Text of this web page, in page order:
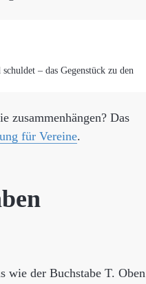
– das Gegenstück zu den
zusammenhängen? Das
für Vereine.
wie der Buchstabe T. Oben